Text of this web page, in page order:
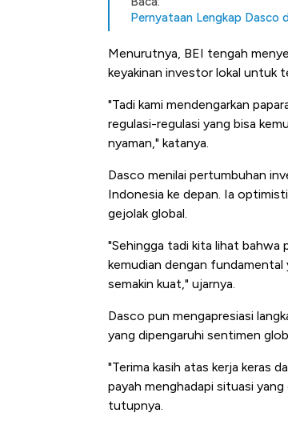
Pernyataan Lengkap Dasco
Menurutnya, BEI tengah
keyakinan investor lokal untuk
"Tadi kami mendengarkan
regulasi-regulasi yang bisa
nyaman," katanya.
Dasco menilai pertumbuhan
Indonesia ke depan. Ia
gejolak global.
"Sehingga tadi kita lihat
kemudian dengan fundamental
semakin kuat," ujarnya.
Dasco pun mengapresiasi
yang dipengaruhi sentimen
"Terima kasih atas kerja keras
payah menghadapi situasi
tutupnya.
Alas Kaki